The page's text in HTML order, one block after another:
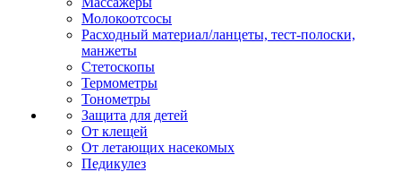
Молокоотсосы
Расходный материал/ланцеты, тест-полоски,
манжеты
Стетоскопы
Термометры
Тонометры
Защита для детей
От клещей
От летающих насекомых
Педикулез